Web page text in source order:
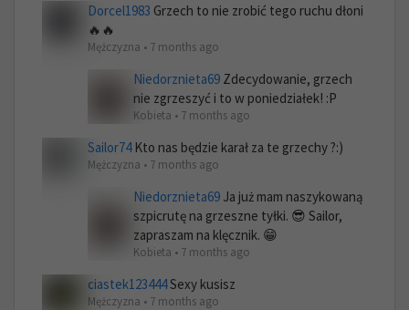
Dorcel1983 Grzech to nie zrobić tego ruchu dłoni
🔥🔥
Mężczyzna • 7 months ago
Niedorznieta69 Zdecydowanie, grzech
nie zgrzeszyć i to w poniedziałek! :P
Kobieta • 7 months ago
Sailor74Kto nas będzie karał za te grzechy ?:)
Mężczyzna • 7 months ago
Niedorznieta69 Ja już mam naszykowaną
szpicrutę na grzeszne tyłki. 😎 Sailor,
zapraszam na klęcznik. 😁
Kobieta • 7 months ago
ciastek123444Sexy kusisz
Mężczyzna • 7 months ago